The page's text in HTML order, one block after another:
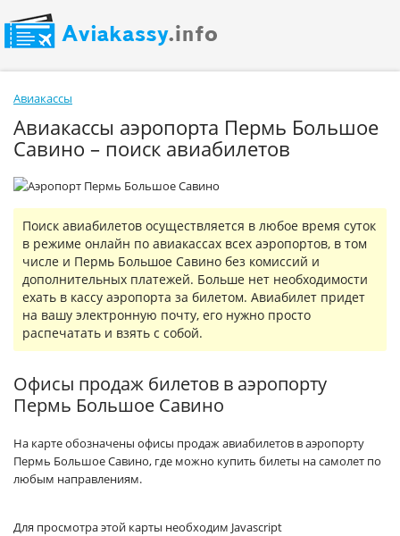
Авиакассы
Авиакассы аэропорта Пермь Большое
Савино – поиск авиабилетов
Поиск авиабилетов осуществляется в любое время суток
в режиме онлайн по авиакассах всех аэропортов, в том
числе и Пермь Большое Савино без комиссий и
дополнительных платежей. Больше нет необходимости
ехать в кассу аэропорта за билетом. Авиабилет придет
на вашу электронную почту, его нужно просто
распечатать и взять с собой.
Офисы продаж билетов в аэропорту
Пермь Большое Савино
На карте обозначены офисы продаж авиабилетов в аэропорту
Пермь Большое Савино, где можно купить билеты на самолет по
любым направлениям.
Для просмотра этой карты необходим Javascript